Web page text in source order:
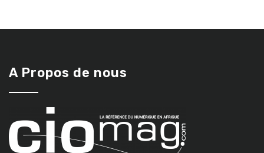
A Propos de nous